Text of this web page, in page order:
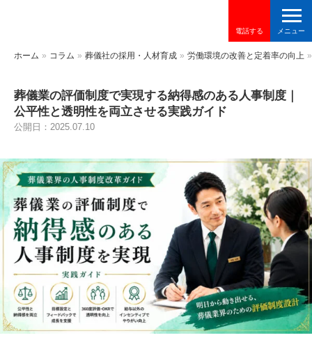
電話する
ホーム » コラム » 葬儀社の採用・人材育成 » 労働環境の改善と定着率の向上 »
葬儀業の評価制度で実現する納得感のある人事制度｜
公平性と透明性を両立させる実践ガイド
公開日：2025.07.10